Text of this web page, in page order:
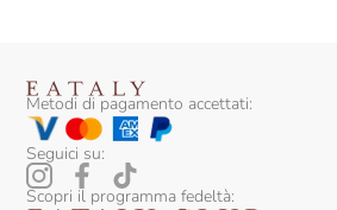
Metodi di pagamento accettati:
Seguici su:
Scopri il programma fedeltà: